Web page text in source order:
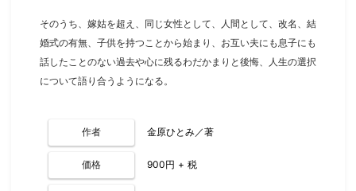
そのうち、嫁姑を超え、同じ女性として、人間として、改名、結
婚式の有無、子供を持つことから始まり、お互い夫にも息子にも
話したことのない過去や心に残るわだかまりと後悔、人生の選択
について語り合うようになる。
作者 金原ひとみ／著
価格 900円 + 税